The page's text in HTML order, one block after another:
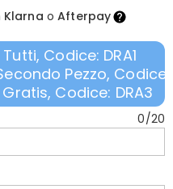
Klarna oAfterpay
Codice: DRA1
Pezzo, Codice:
Codice: DRA3
0/20